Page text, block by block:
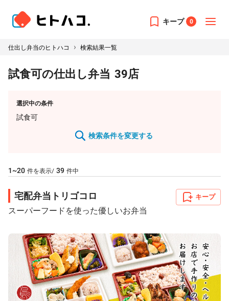
キープ 0
仕出し弁当のヒトハコ › 検索結果一覧
試食可の仕出し弁当 39店
選択中の条件
試食可
検索条件を変更する
1~20 件を表示/ 39 件中
宅配弁当トリゴコロ
スーパーフードを使った優しいお弁当
キープ